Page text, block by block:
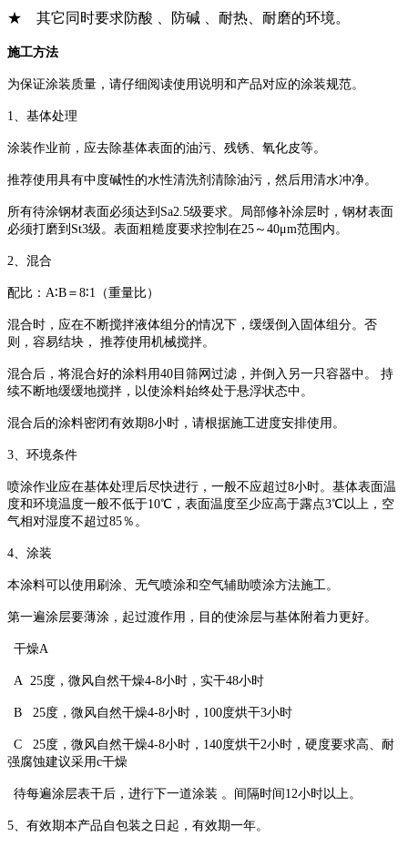
★ 其它同时要求防酸 、防碱 、耐热、耐磨的环境。
施工方法
为保证涂装质量，请仔细阅读使用说明和产品对应的涂装规范。
1、基体处理
涂装作业前，应去除基体表面的油污、残锈、氧化皮等。
推荐使用具有中度碱性的水性清洗剂清除油污，然后用清水冲净。
所有待涂钢材表面必须达到 Sa2.5级要求。局部修补涂层时，钢材表面
必须打磨到 St3级。表面粗糙度要求控制在25 ～ 40μm范围内。
2、混合
配比： A∶B ＝ 8∶1 （重量比）
混合时，应在不断搅拌液体组分的情况下，缓缓倒入固体组分。否
则，容易结块， 推荐使用机械搅拌。
混合后，将混合好的涂料用40 目筛网过滤，并倒入另一只容器中。 持
续不断地缓缓地搅拌，以使涂料始终处于悬浮状态中。
混合后的涂料密闭有效期8小时，请根据施工进度安排使用。
3、环境条件
喷涂作业应在基体处理后尽快进行，一般不应超过8小时。基体表面温
度和环境温度一般不低于10℃，表面温度至少应高于露点3℃以上，空
气相对湿度不超过85％。
4、涂装
本涂料可以使用刷涂、无气喷涂和空气辅助喷涂方法施工。
第一遍涂层要薄涂，起过渡作用，目的使涂层与基体附着力更好。
干燥A
A 25度，微风自然干燥4-8小时，实干48小时
B 25度，微风自然干燥4-8小时， 100度烘干3小时
C 25度，微风自然干燥4-8小时， 140度烘干2小时，硬度要求高、耐
强腐蚀建议采用c干燥
待每遍涂层表干后，进行下一道涂装 。间隔时间 12小时以上。
5、有效期本产品自包装之日起，有效期一年。